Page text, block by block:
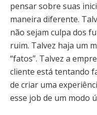
pensar sobre suas
maneira diferente.
não sejam culpa dos
ruim. Talvez haja um
“fatos”. Talvez a
cliente está tentando
de criar uma
esse job de um modo